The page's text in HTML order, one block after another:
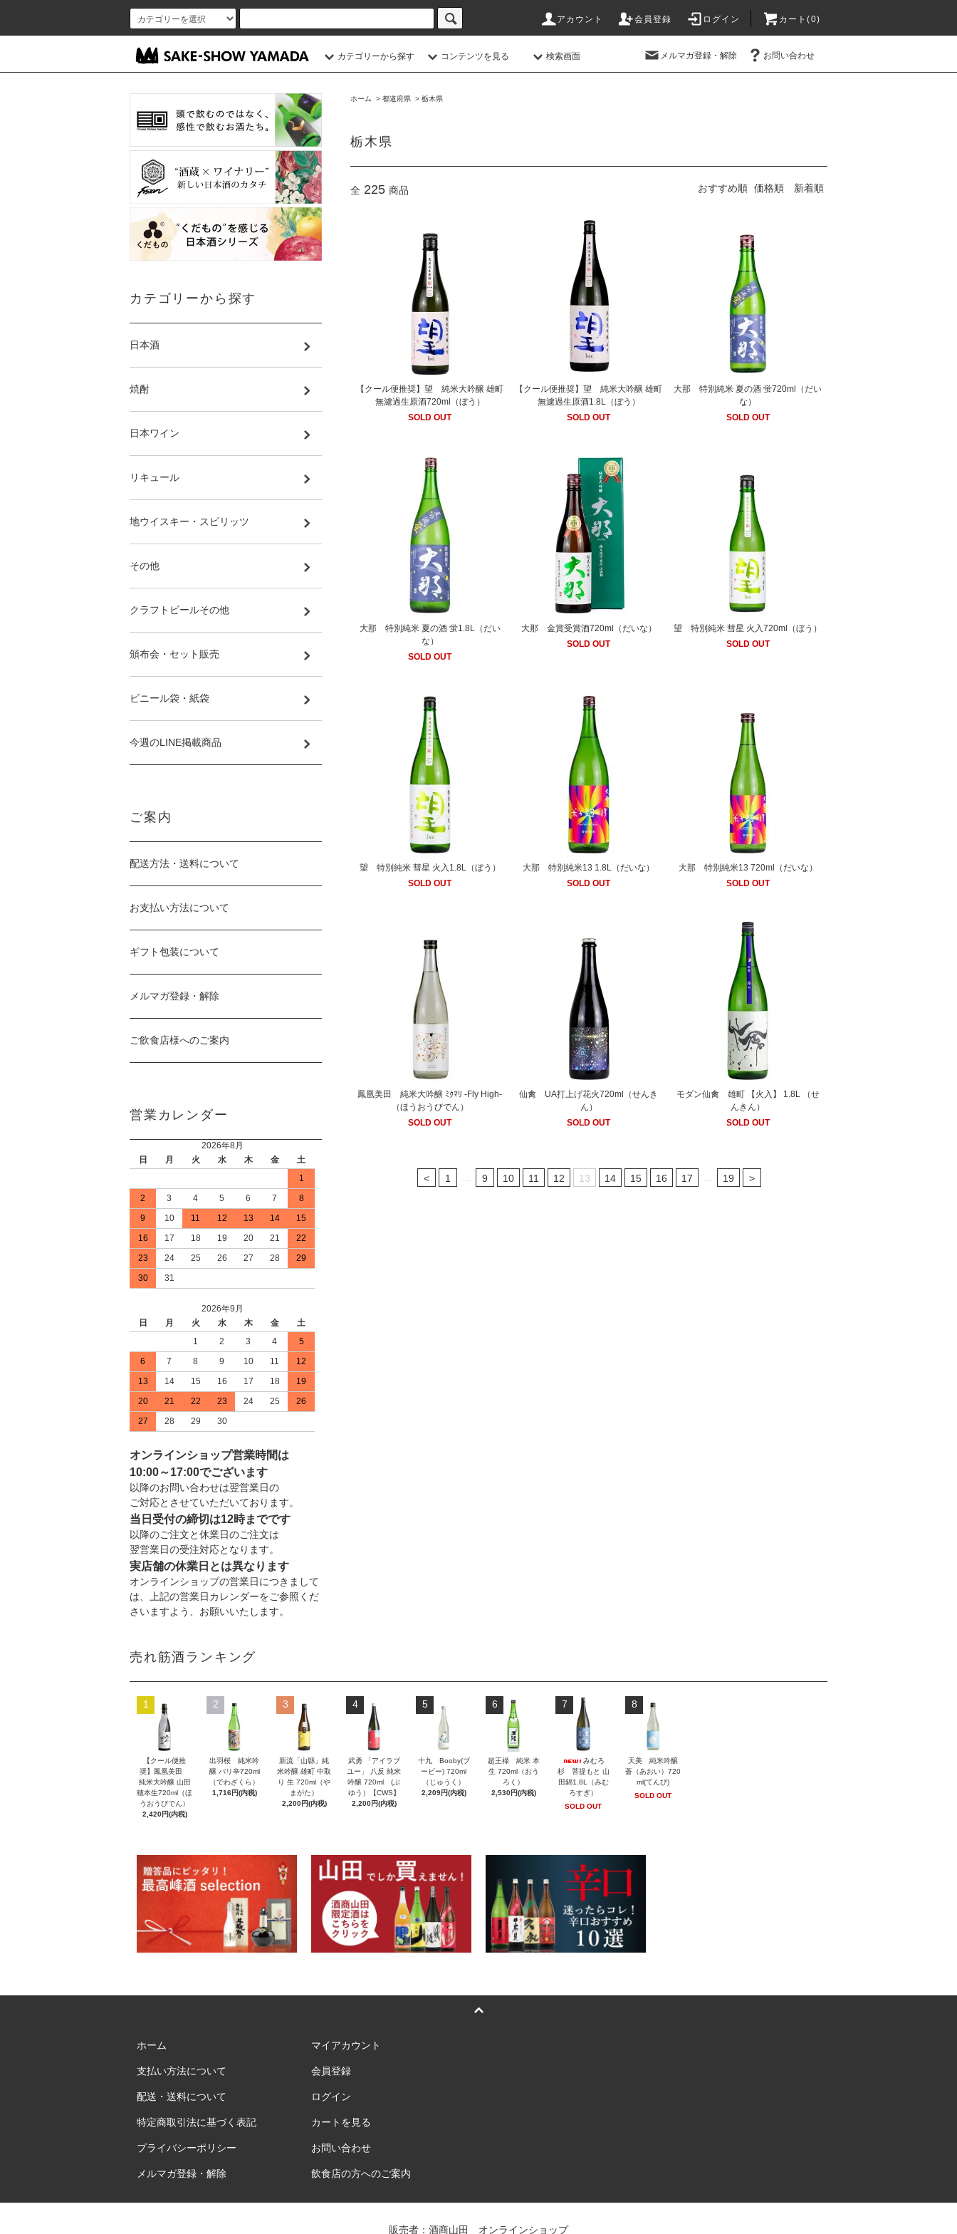
アカウント 会員登録 ログイン カート(0)
カテゴリーから探す コンテンツを見る 検索画面 メルマガ登録・解除 お問い合わせ
ホーム > 都道府県 > 栃木県
栃木県
全 225 商品 おすすめ順 価格順 新着順
【クール便推奨】望 純米大吟醸 雄町
無濾過生原酒720ml（ぼう）
SOLD OUT
【クール便推奨】望 純米大吟醸 雄町
無濾過生原酒1.8L（ぼう）
SOLD OUT
大那 特別純米 夏の酒 蛍720ml（だい
な）
SOLD OUT
大那 特別純米 夏の酒 蛍1.8L（だい
な）
SOLD OUT
大那 金賞受賞酒720ml（だいな）
SOLD OUT
望 特別純米 彗星 火入720ml（ぼう）
SOLD OUT
望 特別純米 彗星 火入1.8L（ぼう）
SOLD OUT
大那 特別純米13 1.8L（だいな）
SOLD OUT
大那 特別純米13 720ml（だいな）
SOLD OUT
鳳凰美田 純米大吟醸 ﾐｸﾏﾘ -Fly High-
（ほうおうびでん）
SOLD OUT
仙禽 UA打上げ花火720ml（せんき
ん）
SOLD OUT
モダン仙禽 雄町 【火入】 1.8L （せ
んきん）
SOLD OUT
< 1 9 10 11 12 13 14 15 16 17 19 >
カテゴリーから探す
日本酒
焼酎
日本ワイン
リキュール
地ウイスキー・スピリッツ
その他
クラフトビールその他
頒布会・セット販売
ビニール袋・紙袋
今週のLINE掲載商品
ご案内
配送方法・送料について
お支払い方法について
ギフト包装について
メルマガ登録・解除
ご飲食店様へのご案内
営業カレンダー
2026年8月
日
月 火 水 木 金
土
1
2
3 4 5 6 7
8
9
10 11 12 13 14
15
16
17 18 19 20 21
22
23
24 25 26 27 28
29
30
31
2026年9月
日
月 火 水 木 金
土
1
2 3 4
5
6
7 8 9 10 11
12
13
14 15 16 17 18
19
20
21 22 23 24 25
26
27
28 29 30
オンラインショップ営業時間は
10:00～17:00でございます
以降のお問い合わせは翌営業日の
ご対応とさせていただいております。
当日受付の締切は12時までです
以降のご注文と休業日のご注文は
翌営業日の受注対応となります。
実店舗の休業日とは異なります
オンラインショップの営業日につきまして
は、上記の営業日カレンダーをご参照くだ
さいますよう、お願いいたします。
売れ筋酒ランキング
1
【クール便推
奨】鳳凰美田
純米大吟醸 山田
穂本生720ml（ほ
うおうびでん）
2,420円(内税)
2
出羽桜 純米吟
醸 バリ辛720ml
（でわざくら）
1,716円(内税)
3
新流「山縣」純
米吟醸 雄町 中取
り 生 720ml（や
まがた）
2,200円(内税)
4
武勇 「アイラブ
ユー」 八反 純米
吟醸 720ml (ぶ
ゆう）【CWS】
2,200円(内税)
5
十九 Booby(ブ
ービー) 720ml
（じゅうく）
2,209円(内税)
6
超王祿 純米 本
生 720ml（おう
ろく）
2,530円(内税)
7
みむろ
杉 菩提もと 山
田錦1.8L（みむ
ろすぎ）
SOLD OUT
8
天美 純米吟醸
蒼（あおい）720
ml(てんび)
SOLD OUT
ホーム
支払い方法について
配送・送料について
特定商取引法に基づく表記
プライバシーポリシー
メルマガ登録・解除
マイアカウント
会員登録
ログイン
カートを見る
お問い合わせ
飲食店の方へのご案内
販売者：酒商山田 オンラインショップ